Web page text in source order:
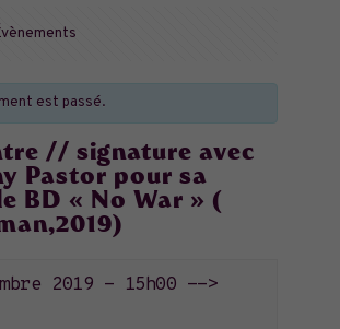
est passé.
// signature avec
Pastor pour sa
BD « No War » (
2019 - 15h00 -->